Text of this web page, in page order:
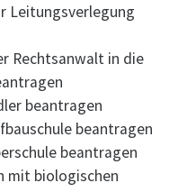
Leitungsverlegung
Rechtsanwalt in die
beantragen
beantragen
beantragen
mit biologischen